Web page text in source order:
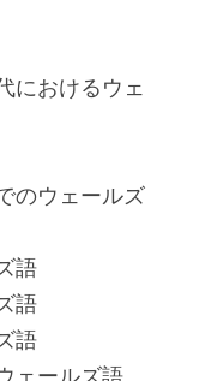
におけるウェ
のウェールズ
語
語
語